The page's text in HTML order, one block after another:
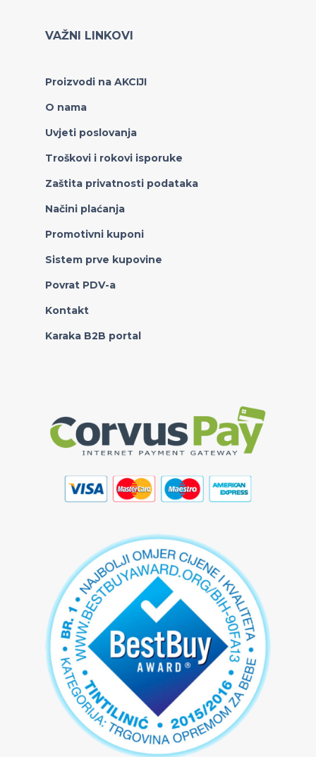
VAŽNI LINKOVI
Proizvodi na AKCIJI
O nama
Uvjeti poslovanja
Troškovi i rokovi isporuke
Zaštita privatnosti podataka
Načini plaćanja
Promotivni kuponi
Sistem prve kupovine
Povrat PDV-a
Kontakt
Karaka B2B portal